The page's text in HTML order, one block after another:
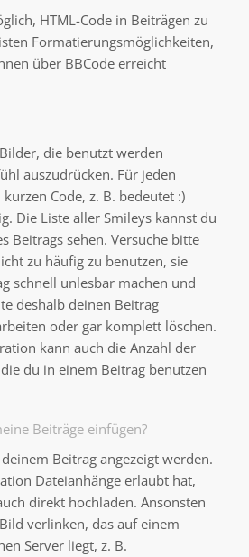
HTML-Code in Beiträgen zu
Formatierungsmöglichkeiten,
über BBCode erreicht
die benutzt werden
auszudrücken. Für jeden
Code, z. B. bedeutet :)
Die Liste aller Smileys kannst du
Beitrags sehen. Versuche bitte
zu häufig zu benutzen, sie
schnell unlesbar machen und
deshalb deinen Beitrag
oder gar komplett löschen.
kann auch die Anzahl der
du in einem Beitrag benutzen
Beiträge einfügen?
Beitrag angezeigt werden.
Dateianhänge erlaubt hat,
direkt hochladen. Ansonsten
verlinken, das auf einem
Server liegt, z. B.